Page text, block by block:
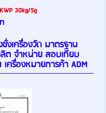
30kg/5g
งเครื่องวัด มาตรฐาน
น่าย สอบเทียบ
ครื่องหมายการค้า ADM